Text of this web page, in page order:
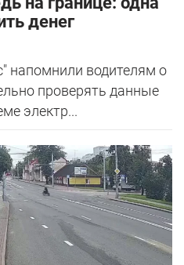
денег
напомнили водителям о
проверять данные
электр...